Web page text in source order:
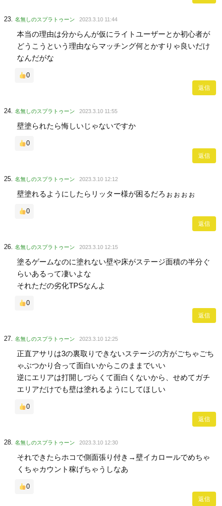
名無しのスプラトゥーン 2023.3.10 11:44
本当の理由は分からんが仮にライトユーザーとか初心者が
どうこうという理由ならマッチング何とかすりゃ良いだけ
なんだがな
0
返信
名無しのスプラトゥーン 2023.3.10 11:55
壁塗られたら悔しいじゃないですか
0
返信
名無しのスプラトゥーン 2023.3.10 12:12
壁塗れるようにしたらリッター様が困るだろぉぉぉぉ
0
返信
名無しのスプラトゥーン 2023.3.10 12:15
塗るゲームなのに塗れない壁や床がステージ面積の半分ぐ
らいあるって凄いよな
それただの劣化TPSなんよ
0
返信
名無しのスプラトゥーン 2023.3.10 12:25
正直アサリは3の裏取りできないステージの方がごちゃごち
ゃぶつかり合って面白いからこのままでいい
逆にエリアは打開しづらくて面白くないから、せめてガチ
エリアだけでも壁は塗れるようにしてほしい
0
返信
名無しのスプラトゥーン 2023.3.10 12:30
それできたらホコで側面張り付き→壁イカロールでめちゃ
くちゃカウント稼げちゃうしなあ
0
返信